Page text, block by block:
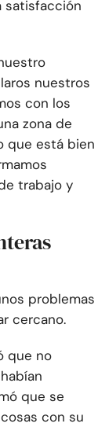
satisfacción
nuestros
con los
zona de
que está bien
trabajo y
problemas
cercano.
que no
que se
con su